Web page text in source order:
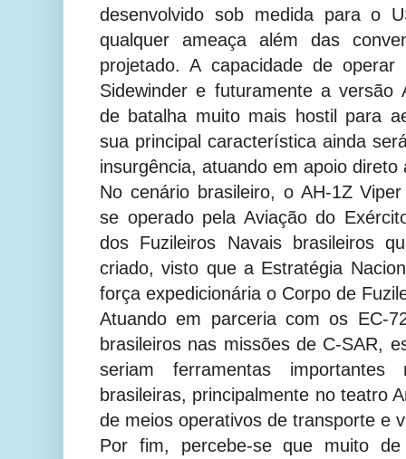
desenvolvido sob medida para o
qualquer ameaça além das
projetado. A capacidade de
Sidewinder e futuramente a versão
de batalha muito mais hostil para
sua principal característica ainda
insurgência, atuando em apoio direto
No cenário brasileiro, o AH-1Z
se operado pela Aviação do
dos Fuzileiros Navais brasileiros
criado, visto que a Estratégia
força expedicionária o Corpo de
Atuando em parceria com os EC-
brasileiros nas missões de C-SAR,
seriam ferramentas importantes
brasileiras, principalmente no teatro
de meios operativos de transporte e
Por fim, percebe-se que muito